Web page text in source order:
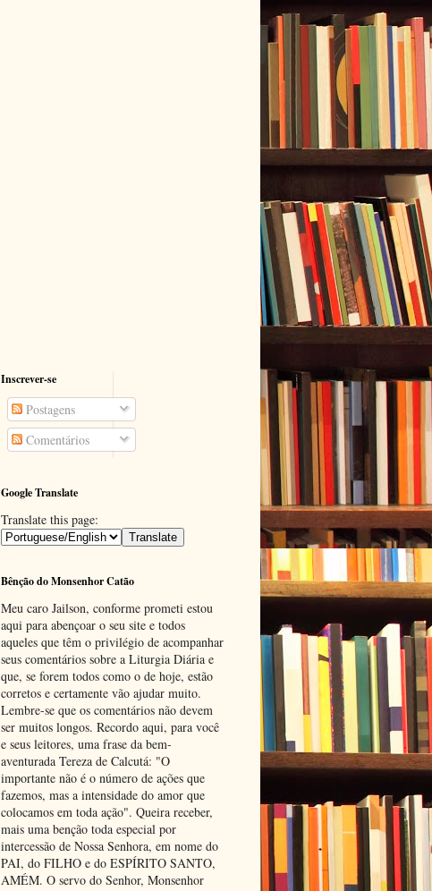
Inscrever-se
Postagens
Comentários
Google Translate
Translate this page:
Bênção do Monsenhor Catão
Meu caro Jailson, conforme prometi estou
aqui para abençoar o seu site e todos
aqueles que têm o privilégio de acompanhar
seus comentários sobre a Liturgia Diária e
que, se forem todos como o de hoje, estão
corretos e certamente vão ajudar muito.
Lembre-se que os comentários não devem
ser muitos longos. Recordo aqui, para você
e seus leitores, uma frase da bem-
aventurada Tereza de Calcutá: "O
importante não é o número de ações que
fazemos, mas a intensidade do amor que
colocamos em toda ação". Queira receber,
mais uma benção toda especial por
intercessão de Nossa Senhora, em nome do
PAI, do FILHO e do ESPÍRITO SANTO,
AMÉM. O servo do Senhor, Monsenhor